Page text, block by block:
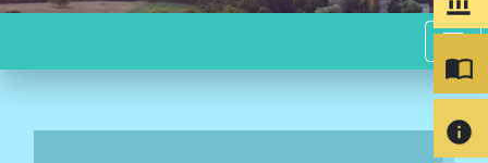
menu
import_contacts
info